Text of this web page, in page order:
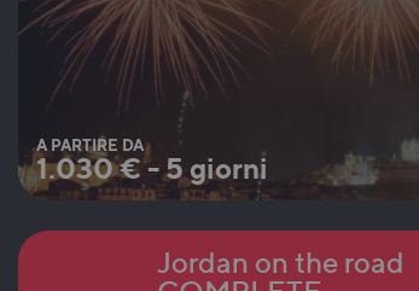
A PARTIRE DA
1.030€-5 giorni
Jordan on the road